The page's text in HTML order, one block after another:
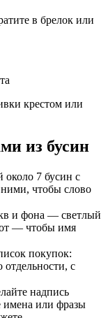
в брелок или
крестом или
из бусин
около 7 бусин с
чтобы слово
и фона — светлый
— чтобы имя
покупок:
с
надпись
имена или фразы